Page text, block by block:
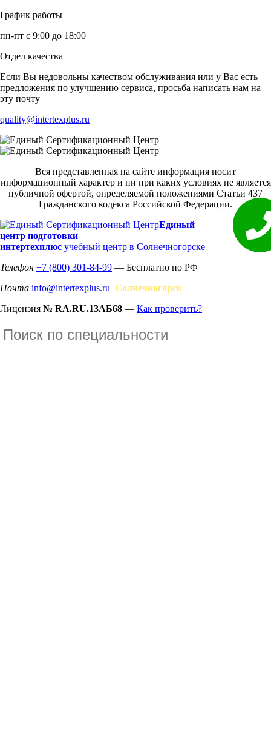
График работы
пн-пт с 9:00 до 18:00
Отдел качества
Если Вы недовольны качеством обслуживания или у Вас есть
предложения по улучшению сервиса, просьба написать нам на
эту почту
quality@intertexplus.ru
Вся представленная на сайте информация носит
информационный характер и ни при каких условиях не является
публичной офертой, определяемой положениями Статьи 437
Гражданского кодекса Российской Федерации.
Единый
центр подготовки
интертехплюс учебный центр в Солнечногорске
Телефон +7 (800) 301-84-99 — Бесплатно по РФ
Почта info@intertexplus.ru Солнечногорск
Лицензия № RA.RU.13АБ68 — Как проверить?